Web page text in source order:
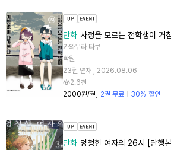
만화 사정을 모르는 전학생이 거
카와무라 타쿠
학원
23권 연재 , 2026.08.06
2.6천
2000원/권
2권 무료 30% 할인
만화 멍청한 여자의 26시 [단행